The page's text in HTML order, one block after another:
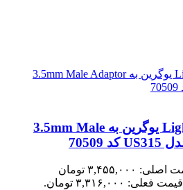
کابل تبدیل Lightning یوگرین به 3.5mm Male
قیمت اصلی: ۳,۴۵۵,۰۰۰ تومان
قیمت فعلی: ۳,۳۱۶,۰۰۰ تومان.